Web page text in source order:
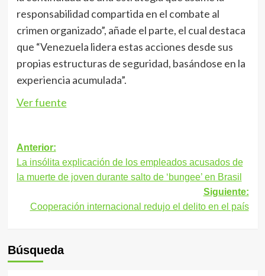
responsabilidad compartida en el combate al
crimen organizado”, añade el parte, el cual destaca
que “Venezuela lidera estas acciones desde sus
propias estructuras de seguridad, basándose en la
experiencia acumulada”.
Ver fuente
Navegación
de
entradas
Anterior:
La insólita explicación de los empleados acusados de
la muerte de joven durante salto de ‘bungee’ en Brasil
Siguiente:
Cooperación internacional redujo el delito en el país
Búsqueda